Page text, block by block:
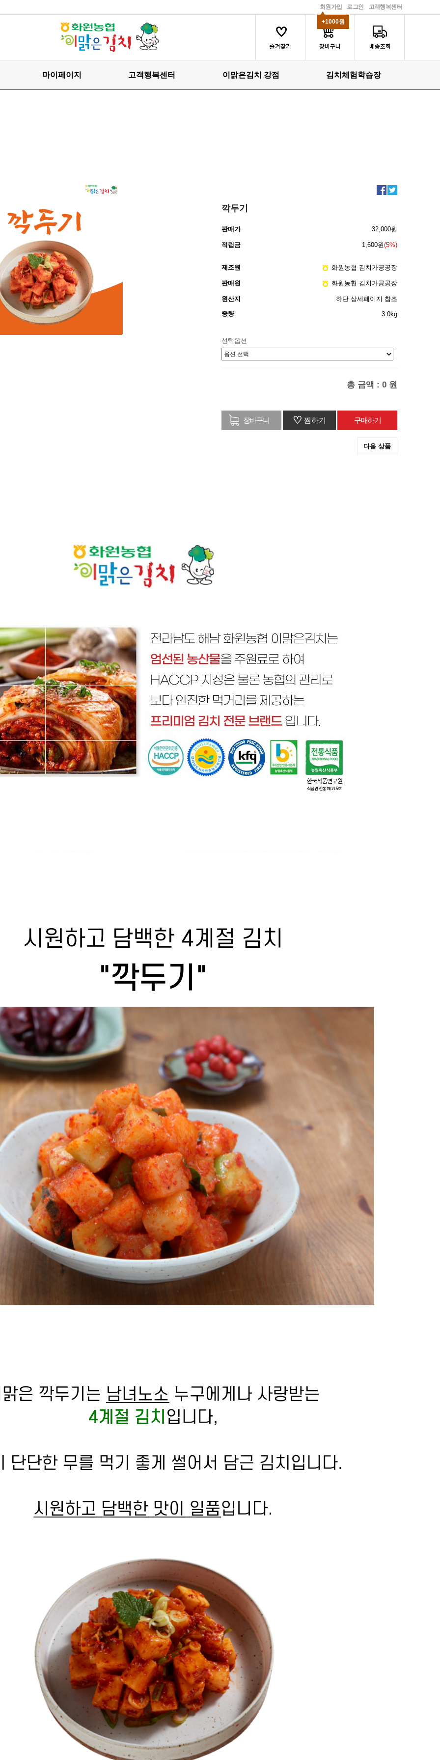
고객행복센터
로그인
회원가입
+1000원
마이페이지 고객행복센터 이맑은김치 강점 김치체험학습장
깍두기
판매가 32,000원
적립금 1,600원(5%)
제조원 화원농협 김치가공공장
판매원 화원농협 김치가공공장
원산지
하단 상세페이지 참조
중량
3.0kg
선택옵션
총 금액 : 0 원
♡ 찜하기
다음 상품